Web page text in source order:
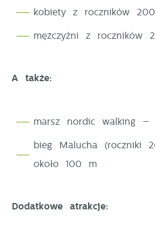
kobiety z roczników
mężczyźni z roczników
A także:
marsz nordic walking
bieg Malucha (roczniki
około 100 m
Dodatkowe atrakcje:
lub firm będących naszymi
pośredników prezentujących
społecznościowych.